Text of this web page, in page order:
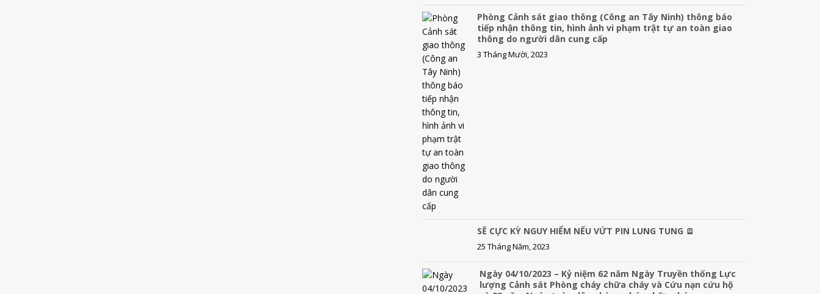
Phòng Cảnh sát giao thông (Công an Tây Ninh) thông báo
tiếp nhận thông tin, hình ảnh vi phạm trật tự an toàn giao
thông do người dân cung cấp
3 Tháng Mười, 2023
SẼ CỰC KỲ NGUY HIỂM NẾU VỨT PIN LUNG TUNG 🪫
25 Tháng Năm, 2023
Ngày 04/10/2023 – Kỷ niệm 62 năm Ngày Truyền thống Lực
lượng Cảnh sát Phòng cháy chữa cháy và Cứu nạn cứu hộ